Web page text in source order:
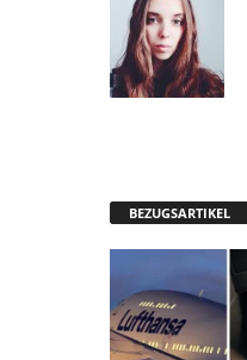
BEZUGSARTIKEL